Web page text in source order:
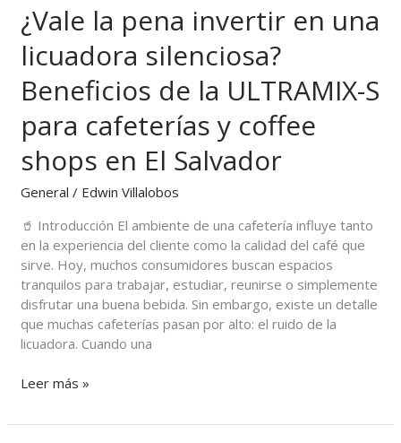
¿Vale la pena invertir en una
licuadora silenciosa?
Beneficios de la ULTRAMIX-S
para cafeterías y coffee
shops en El Salvador
General / Edwin Villalobos
🥤 Introducción El ambiente de una cafetería influye tanto
en la experiencia del cliente como la calidad del café que
sirve. Hoy, muchos consumidores buscan espacios
tranquilos para trabajar, estudiar, reunirse o simplemente
disfrutar una buena bebida. Sin embargo, existe un detalle
que muchas cafeterías pasan por alto: el ruido de la
licuadora. Cuando una
¿Vale
la
pena
invertir
en
licuadora
silenciosa?
Beneficios
de
ULTRAMIX-
S
para
cafeterías
y
coffee
shops
El
Leer más »